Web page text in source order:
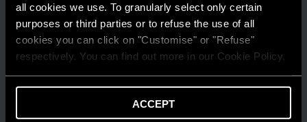
all cookies we use. To granularly select only certain
purposes or third parties or to refuse the use of all
cookies you can click on "Customise" or "Refuse"
respectively. You can find out more in our Cookie Policy.
ACCEPT